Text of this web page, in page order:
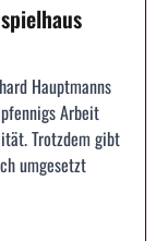
Hauptmanns
Arbeit
Trotzdem gibt
umgesetzt